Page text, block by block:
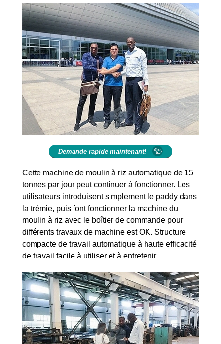
Demande rapide maintenant!
Cette machine de moulin à riz automatique de 15
tonnes par jour peut continuer à fonctionner. Les
utilisateurs introduisent simplement le paddy dans
la trémie, puis font fonctionner la machine du
moulin à riz avec le boîtier de commande pour
différents travaux de machine est OK. Structure
compacte de travail automatique à haute efficacité
de travail facile à utiliser et à entretenir.